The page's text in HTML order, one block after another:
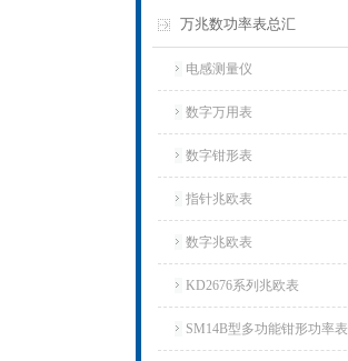
万兆数功率表总汇
电感测量仪
数字万用表
数字钳形表
指针兆欧表
数字兆欧表
KD2676系列兆欧表
SM14B型多功能钳形功率表